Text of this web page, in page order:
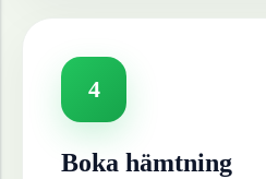
4
Boka hämtning